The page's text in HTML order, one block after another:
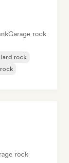
Garage rock
rock
rock